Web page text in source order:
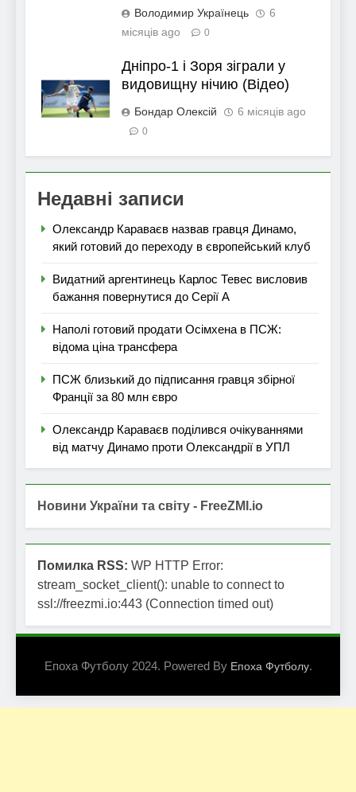
Володимир Українець
6
місяців ago
0
Дніпро-1 і Зоря зіграли у
видовищну нічию (Відео)
Бондар Олексій 6 місяців ago
0
Недавні записи
Олександр Караваєв назвав гравця Динамо,
який готовий до переходу в європейський клуб
Видатний аргентинець Карлос Тевес висловив
бажання повернутися до Серії А
Наполі готовий продати Осімхена в ПСЖ:
відома ціна трансфера
ПСЖ близький до підписання гравця збірної
Франції за 80 млн євро
Олександр Караваєв поділився очікуваннями
від матчу Динамо проти Олександрії в УПЛ
Новини України та світу - FreeZMI.io
Помилка RSS: WP HTTP Error:
stream_socket_client(): unable to connect to
ssl://freezmi.io:443 (Connection timed out)
Епоха Футболу 2024. Powered By Епоха Футболу.